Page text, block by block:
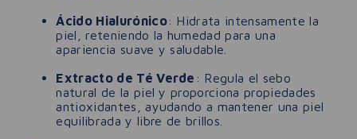
Ácido Hialurónico: Hidrata intensamente la
piel, reteniendo la humedad para una
apariencia suave y saludable.
Extracto de Té Verde : Regula el sebo
natural de la piel y proporciona propiedades
antioxidantes, ayudando a mantener una piel
equilibrada y libre de brillos.